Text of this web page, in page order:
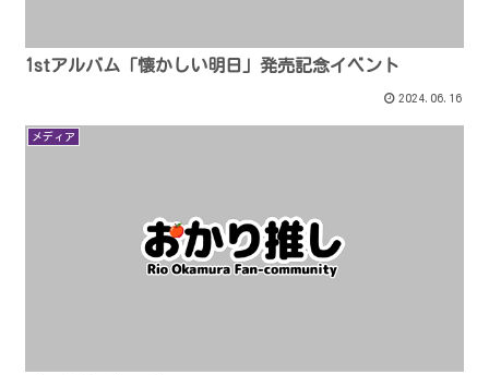
1stアルバム「懐かしい明日」発売記念イベント
2024.06.16
メディア